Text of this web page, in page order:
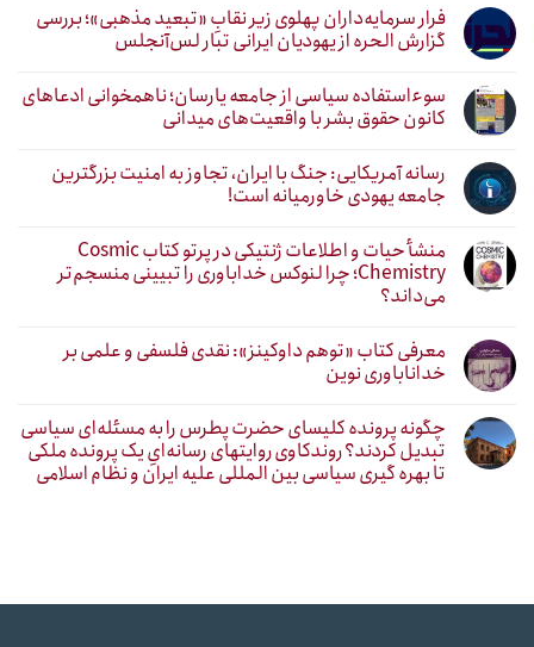
فرار سرمایه‌داران پهلوی زیر نقابِ «تبعید مذهبی»؛ بررسی
گزارش الحره از یهودیان ایرانی تبار لس‌آنجلس
سوءاستفاده سیاسی از جامعه یارسان؛ ناهمخوانی ادعاهای
کانون حقوق بشر با واقعیت‌های میدانی
رسانه آمریکایی: جنگ با ایران، تجاوز به امنیت بزرگترین
جامعه یهودی خاورمیانه است!
منشأ حیات و اطلاعات ژنتیکی در پرتو کتاب Cosmic
Chemistry؛ چرا لنوکس خداباوری را تبیینی منسجم‌تر
می‌داند؟
معرفی کتاب «توهم داوکینز»: نقدی فلسفی و علمی بر
خداناباوری نوین
چگونه پرونده کلیسای حضرت پطرس را به مسئله‌ای سیاسی
تبدیل کردند؟ روندکاوی روایتهای رسانه‌ایِ یک پرونده ملکی
تا بهره گیری سیاسی بین المللی علیه ایران و نظام اسلامی